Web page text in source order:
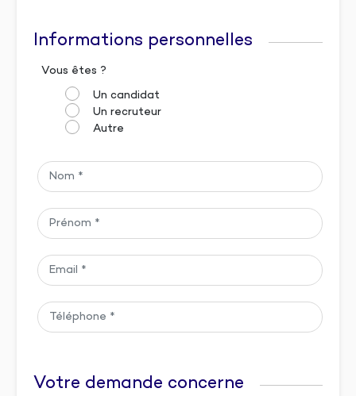
Informations personnelles
Vous êtes ?
Un candidat
Un recruteur
Autre
Votre demande concerne